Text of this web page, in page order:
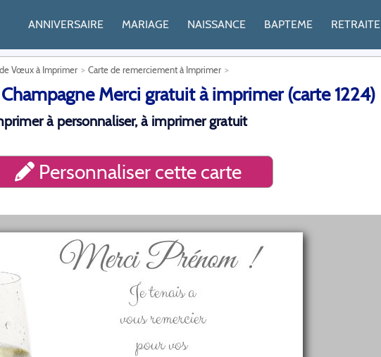
ANNIVERSAIRE MARIAGE NAISSANCE BAPTEME RETRAITE
Vœux à Imprimer Carte de remerciement à Imprimer
Merci gratuit à imprimer (carte 1224)
à personnaliser, à imprimer gratuit
Personnaliser cette carte